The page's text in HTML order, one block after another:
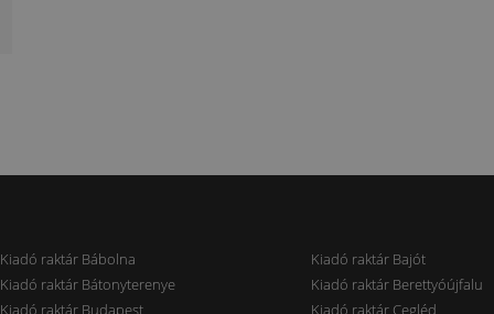
Kiadó raktár Bábolna Kiadó raktár Bajót
Kiadó raktár Bátonyterenye Kiadó raktár Berettyóújfalu
Kiadó raktár Budapest Kiadó raktár Cegléd